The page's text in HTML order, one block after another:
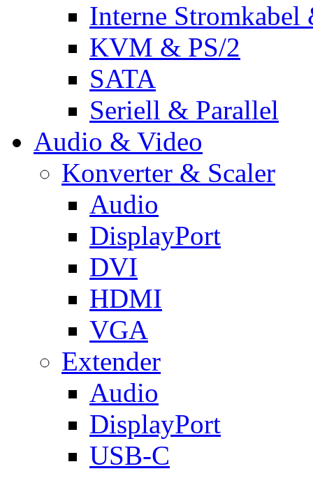
Interne Stromkabel
KVM & PS/2
SATA
Seriell & Parallel
Audio & Video
Konverter & Scaler
Audio
DisplayPort
DVI
HDMI
VGA
Extender
Audio
DisplayPort
USB-C